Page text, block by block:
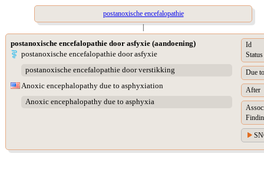
postanoxische encefalopathie
|
postanoxische encefalopathie door asfyxie (aandoening)
postanoxische encefalopathie door asfyxie
postanoxische encefalopathie door verstikking
Anoxic encephalopathy due to asphyxiation
Anoxic encephalopathy due to asphyxia
Id
Status
Due to
After